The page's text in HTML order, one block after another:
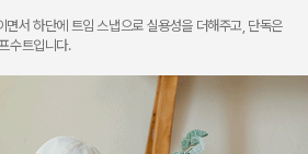
면서 하단에 트임 스냅으로 실용성을 더해주고, 단독은
수트입니다.